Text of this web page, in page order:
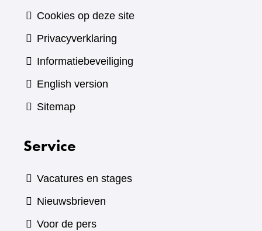
Cookies op deze site
Privacyverklaring
Informatiebeveiliging
English version
Sitemap
Service
Vacatures en stages
Nieuwsbrieven
Voor de pers